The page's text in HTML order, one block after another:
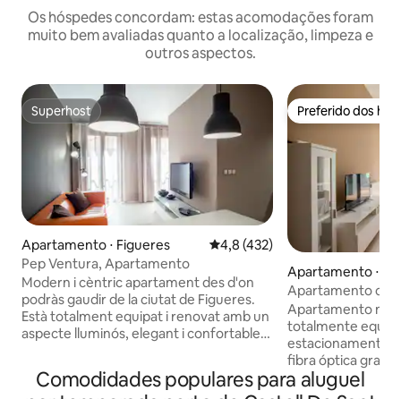
Os hóspedes concordam: estas acomodações foram
muito bem avaliadas quanto a localização, limpeza e
outros aspectos.
Superhost
Superhost
Apartamento ⋅ Figueres 4,8 de uma avaliação média de
4,8 (432)
Pep Ventura, Apartamento
Modern i cèntric apartament des d'on
podràs gaudir de la ciutat de Figueres.
Està totalment equipat i renovat amb un
aspecte lluminós, elegant i confortable.
totalment equipat per fer la teva estada
el més còmoda possible. La situació en
Preferido dos
Preferido dos
Apartamento ⋅
Apartamento
gratuito, perto do
Apartamento
totalmente
estacionamento
fibra óptica
Quarto com
completo,
Comodidades populares para aluguel